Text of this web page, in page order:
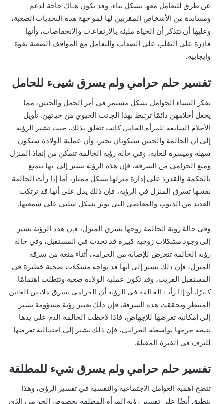
عن طرق للتعامل معها بشكل بناء، وقد يكون هناك حاجة لدعم
ومساندة من الأشخاص المقربين لها لمواجهة هذه التحديات الصعبة،
وعليها أن تتذكر أن الحياة مليئة بالارتفاعات والانخفاضات، وأنها
قادرة على التغلب على الصعاب والتعامل مع المواقف الصعبة بقوة
وإيجابية.
تفسير حلم حرامي ولم يسرق شيىء للحامل
تفكر النساء الحوامل بشكل مستمر في أمر الحمل والجنين، مما
يجعل أحلامهن دائمًا ترتبط بهذا الجانب الحيوي من حياتهن. تأويل
الأحلام السابقة للمرأة الحامل كانت تتعلق بذلك، حيث تشير الرؤية
إلى أن الحالمة والجنين سيكونان بخير، وأن عملية الولادة ستكون
سهلة وميسرة للغاية، وفي حالة رؤية الحالمة تتمكن من إنقاذ المنزل
ومنع الحرامي من السرقة، فإن هذه الرؤية تشير إلى أنها تتمتع
بالحكمة والقدرة على إدارة منزلها بشكل ممتاز، أما إذا رأت الحالمة
نفسها تسرق المنزل في الرؤية، فإن ذلك يدل على أنها قد ترتكب
العديد من الذنوب والمعاصي التي تؤثر بشكل سلبي على سمعتها.
وفي حالة رؤية الحالمة زوجها يسرق المنزل، فإن هذه الرؤية تشير
إلى وجود مشكلات زوجية كبيرة قد تحدث في المستقبل، وفي حالة
رؤية الحالمة تتعرض للإصابة من الحرامي أثناء منعه من سرقة
المنزل، فإن ذلك يشير إلى أنها قد تواجه مشكلات صحية خطيرة في
المستقبل القريب، وقد تكون عملية الولادة صعبة وتتطلب اهتمامًا
كبيرًا، أو إذا رأت الحالمة في الرؤية أن الحرامي يسرق ملابس الجنين
المنتظر وتحققت هذه السرقة، فإن ذلك يعتبر رؤية مشؤومة تشير
إلى إمكانية تعرضها للإجهاض، فإذا لاحظت الحالمة الدم على يدها
نتيجة جرحها بواسطة الحرامي، فإن ذلك يشير إلى احتمالية تعرضها
للنزف في الفترة المقبلة.
تفسير حلم حرامي ولم يسرق شيء للمطلقة
تتضح أهمية العوامل الاجتماعية والنفسية في تفسير الرؤى، وهذا
ينطبق أيضًا على تفسير رؤية المرأة المطلقة بخصوص الحرامي الذي